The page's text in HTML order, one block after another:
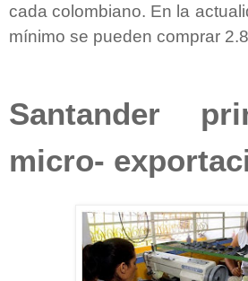
cada colombiano. En la
mínimo se pueden comprar
Santander
micro-